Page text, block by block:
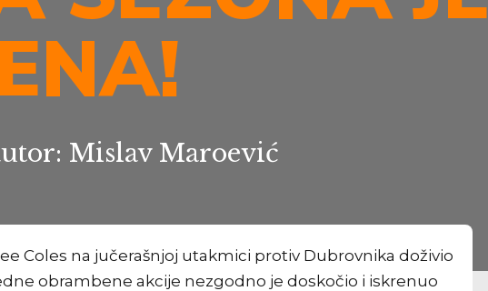
Mislav Maroević
Coles na jučerašnjoj utakmici protiv Dubrovnika doživio
obrambene akcije nezgodno je doskočio i iskrenuo